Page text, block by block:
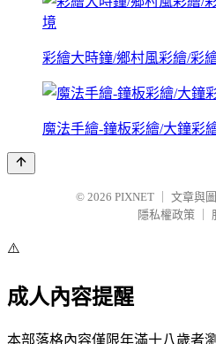
彩繪大時鐘/鄉村風彩繪/彩
魔法手繪-鐘板彩繪/大鐘彩
© 2026 PIXNET
文章與
隱私權政策
⚠️
成人內容提醒
本部落格內容僅限年滿十八歲者